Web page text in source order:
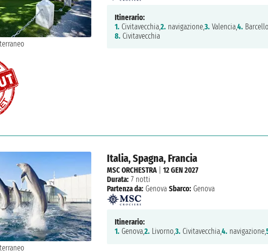
Itinerario:
1. Civitavecchia,2. navigazione,3. Valencia,4.
8. Civitavecchia
Italia, Spagna, Francia
MSC ORCHESTRA| 12 GEN 2027
Durata: 7 notti
Partenza da: Genova Sbarco: Genova
Itinerario:
1. Genova,2. Livorno,3. Civitavecchia,4. navigazione,